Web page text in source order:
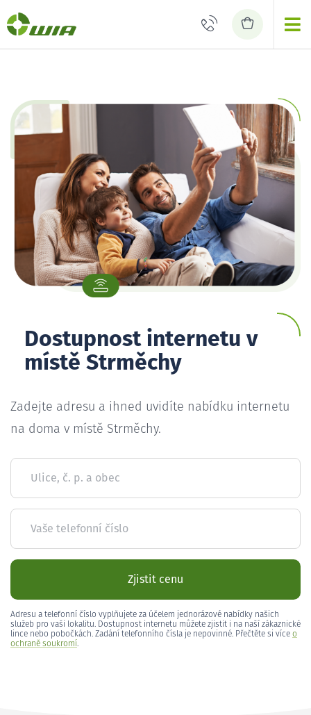
Dostupnost internetu v
místě Strměchy
Zadejte adresu a ihned uvidíte nabídku internetu
na doma v místě Strměchy.
Ulice, č. p. a obec
Vaše telefonní číslo
Zjistit cenu
Adresu a telefonní číslo vyplňujete za účelem jednorázové nabídky našich
služeb pro vaši lokalitu. Dostupnost internetu můžete zjistit i na naší zákaznické
lince nebo pobočkách. Zadání telefonního čísla je nepovinné. Přečtěte si více o
ochraně soukromí.